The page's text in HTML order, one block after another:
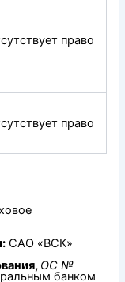
право
право
САО «ВСК»
ОС №
банком